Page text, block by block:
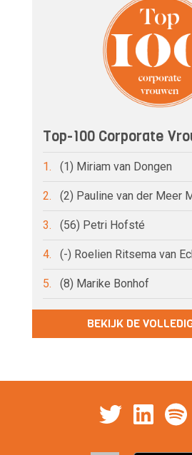
Top-100 Corporate
1. (1) Miriam van Dongen
2. (2) Pauline van der Meer
3. (56) Petri Hofsté
4. (-) Roelien Ritsema van
5. (8) Marike Bonhof
BEKIJK DE